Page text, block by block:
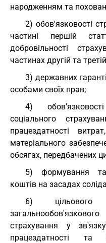
народженням та
2) обов'язковості
частині першій
добровільності
частинах другій та
3) державних
особами своїх прав;
4)
соціального
працездатності
матеріального
обсягах, передбачених
5) формування та
коштів на засадах
6) цільового
страхування у
працездатності та